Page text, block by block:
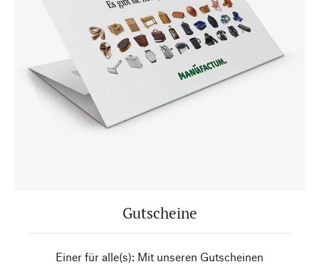
Gutscheine
Einer für alle(s): Mit unseren Gutscheinen